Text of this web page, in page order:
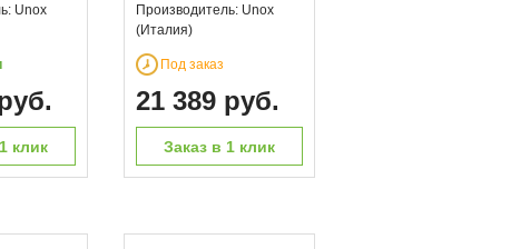
Unox
клик
Производитель: Unox
(Италия)
Под заказ
21 389 руб.
Заказ в 1 клик